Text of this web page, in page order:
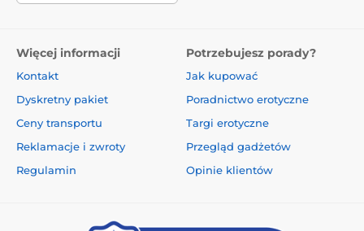
Więcej informacji
Kontakt
Dyskretny pakiet
Ceny transportu
Reklamacje i zwroty
Regulamin
Potrzebujesz porady?
Jak kupować
Poradnictwo erotyczne
Targi erotyczne
Przegląd gadżetów
Opinie klientów